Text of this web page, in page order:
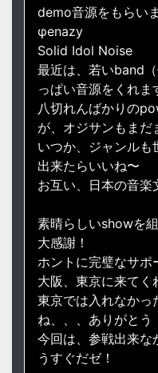
demo音源をもらい
φenazy
Solid Idol Noise
最近は、若いband
っぱい音源をくれま
八切れんばかりの
が、オジサンもまだ
いつか、ジャンル
出来たらいいね〜
お互い、日本の音楽
素晴らしいshowを
大感謝！
ホントに完璧なサポ
大阪、東京に来てく
東京では入れなかっ
ね、、、ありがとう
今回は、参戦出来な
うすぐだゼ！